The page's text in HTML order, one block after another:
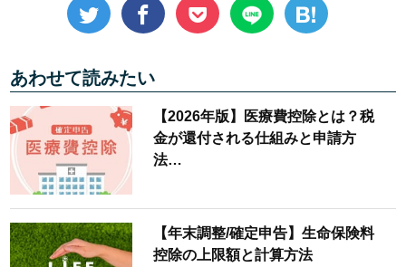
あわせて読みたい
【2026年版】医療費控除とは？税
金が還付される仕組みと申請方
法…
【年末調整/確定申告】生命保険料
控除の上限額と計算方法